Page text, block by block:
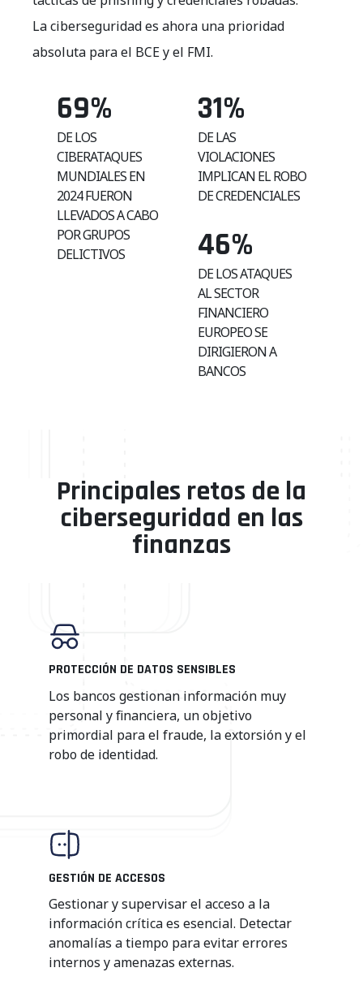
La ciberseguridad es ahora una prioridad
absoluta para el BCE y el FMI.
69%
DE LOS
CIBERATAQUES
MUNDIALES EN
2024 FUERON
LLEVADOS A CABO
POR GRUPOS
DELICTIVOS
31%
DE LAS
VIOLACIONES
IMPLICAN EL ROBO
DE CREDENCIALES
46%
DE LOS ATAQUES
AL SECTOR
FINANCIERO
EUROPEO SE
DIRIGIERON A
BANCOS
Principales retos de la
ciberseguridad en las
finanzas
PROTECCIÓN DE DATOS SENSIBLES
Los bancos gestionan información muy
personal y financiera, un objetivo
primordial para el fraude, la extorsión y el
robo de identidad.
GESTIÓN DE ACCESOS
Gestionar y supervisar el acceso a la
información crítica es esencial. Detectar
anomalías a tiempo para evitar errores
internos y amenazas externas.